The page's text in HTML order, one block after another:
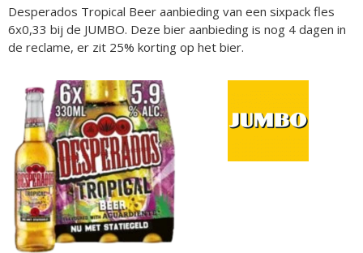
Desperados Tropical Beer aanbieding van een sixpack fles
6x0,33 bij de JUMBO. Deze bier aanbieding is nog 4 dagen in
de reclame, er zit 25% korting op het bier.